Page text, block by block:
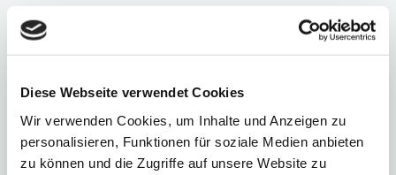
Diese Webseite verwendet Cookies
Wir verwenden Cookies, um Inhalte und Anzeigen zu
personalisieren, Funktionen für soziale Medien anbieten
zu können und die Zugriffe auf unsere Website zu
ÜBERBLICK
Sie sind kein Einzelfall
Sie sind nicht schuld